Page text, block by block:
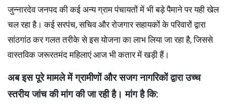
जुन्नारदेव जनपद की कई अन्य ग्राम पंचायतों में भी बड़े पैमाने पर यही खेल
चल रहा है। कई सरपंच, सचिव और रोजगार सहायकों के परिवारों द्वारा
सांठगांठ कर गलत तरीके से इस योजना का लाभ लिया जा रहा है, जिससे
वास्तविक जरूरतमंद महिलाएं आज भी कतार में खड़ी हैं।
अब इस पूरे मामले में ग्रामीणों और सजग नागरिकों द्वारा उच्च
स्तरीय जांच की मांग की जा रही है। मांग है कि: